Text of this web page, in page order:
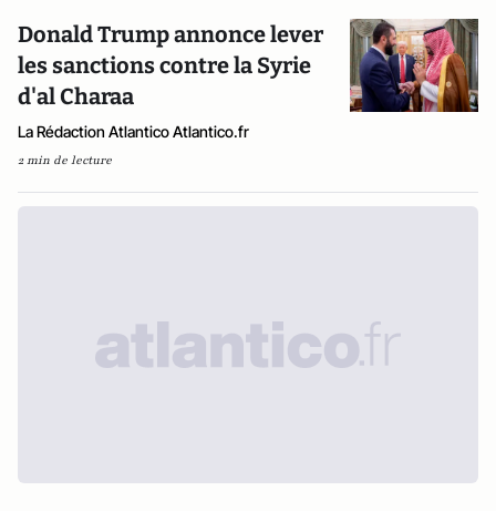
Donald Trump annonce lever
les sanctions contre la Syrie
d'al Charaa
La Rédaction Atlantico Atlantico.fr
2 min de lecture